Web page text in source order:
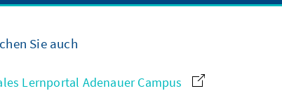
Sie auch
Lernportal Adenauer Campus